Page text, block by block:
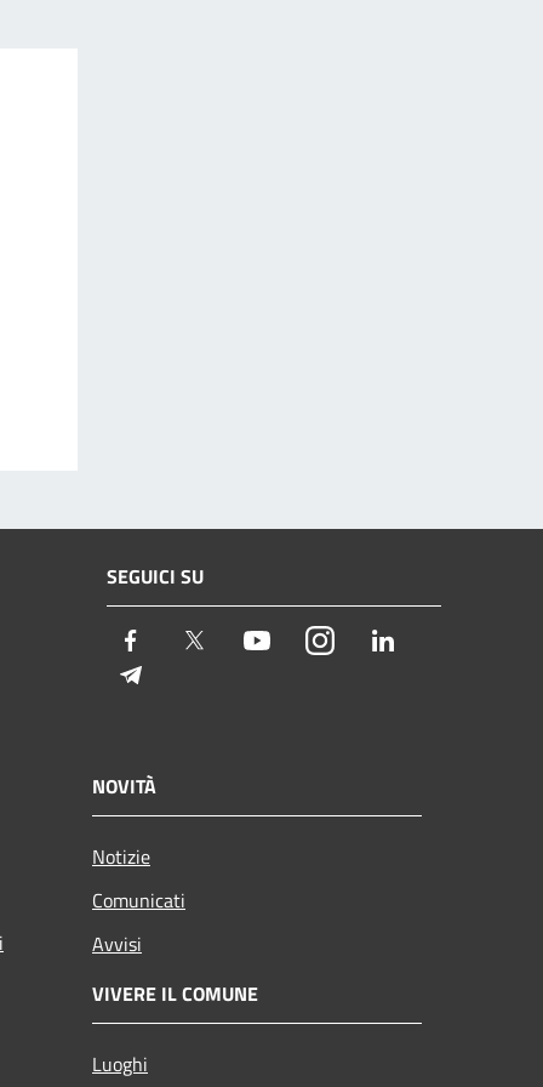
SEGUICI SU
Facebook Twitter YoutubeInstagram
NOVITÀ
Notizie
Comunicati
Avvisi
VIVERE IL COMUNE
Luoghi